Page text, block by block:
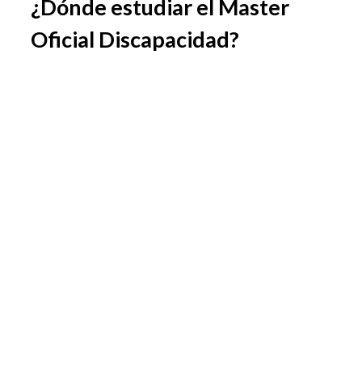
¿Dónde estudiar el Master
Oficial Discapacidad?